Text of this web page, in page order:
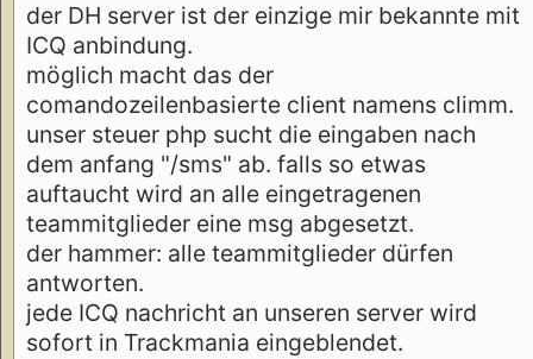
der DH server ist der einzige mir bekannte mit
ICQ anbindung.
möglich macht das der
comandozeilenbasierte client namens climm.
unser steuer php sucht die eingaben nach
dem anfang "/sms" ab. falls so etwas
auftaucht wird an alle eingetragenen
teammitglieder eine msg abgesetzt.
der hammer: alle teammitglieder dürfen
antworten.
jede ICQ nachricht an unseren server wird
sofort in Trackmania eingeblendet.